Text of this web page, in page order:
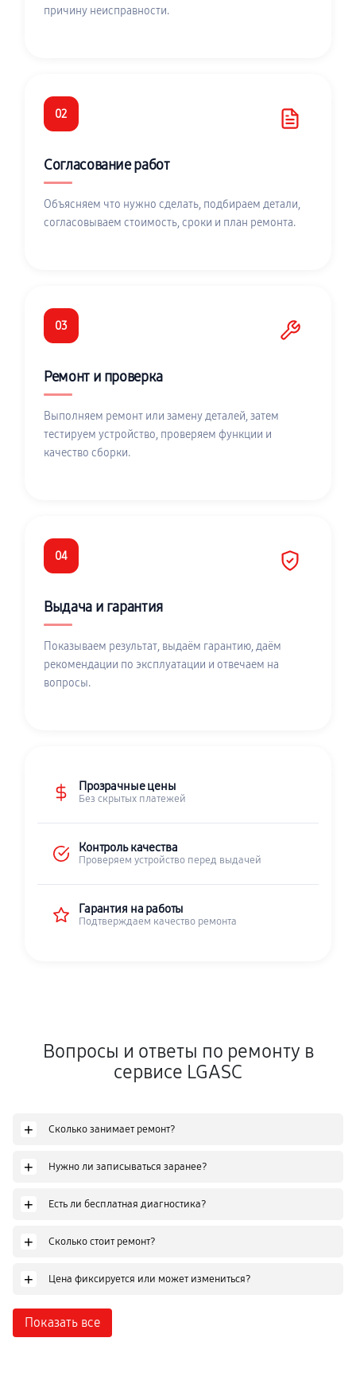
причину неисправности.
02
Согласование работ
Объясняем что нужно сделать, подбираем детали,
согласовываем стоимость, сроки и план ремонта.
03
Ремонт и проверка
Выполняем ремонт или замену деталей, затем
тестируем устройство, проверяем функции и
качество сборки.
04
Выдача и гарантия
Показываем результат, выдаём гарантию, даём
рекомендации по эксплуатации и отвечаем на
вопросы.
Прозрачные цены
Без скрытых платежей
Контроль качества
Проверяем устройство перед выдачей
Гарантия на работы
Подтверждаем качество ремонта
Вопросы и ответы по ремонту в
сервисе LGASC
+ Сколько занимает ремонт?
+ Нужно ли записываться заранее?
+ Есть ли бесплатная диагностика?
+ Сколько стоит ремонт?
+ Цена фиксируется или может измениться?
Показать все